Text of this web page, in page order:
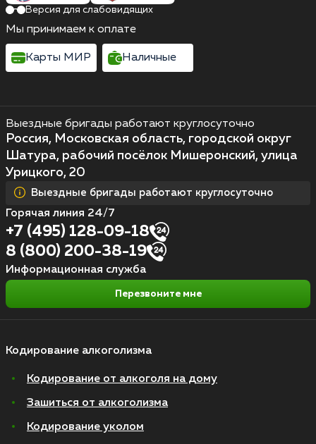
Кодирование алкоголизма
Кодирование от алкоголя на дому
Зашиться от алкоголизма
Кодирование уколом
Выездные бригады работают круглосуточно
Россия, Московская область, городской округ
Шатура, рабочий посёлок Мишеронский, улица
Урицкого, 20
Выездные бригады работают круглосуточно
Горячая линия 24/7
+7 (495) 128-09-18
8 (800) 200-38-19
Информационная служба
Перезвоните мне
Версия для слабовидящих
Мы принимаем к оплате
Карты МИР Наличные